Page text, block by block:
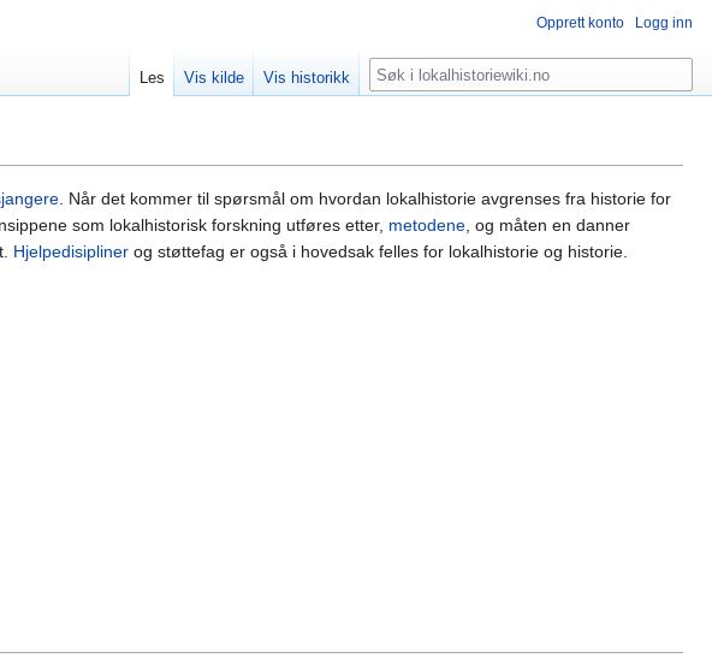
. Når det kommer til spørsmål om hvordan lokalhistorie avgrenses fra historie for
som lokalhistorisk forskning utføres etter, metodene, og måten en danner
Hjelpedisipliner og støttefag er også i hovedsak felles for lokalhistorie og historie.
Opprett konto Logg inn
Les Vis kilde Vis historikk Søk